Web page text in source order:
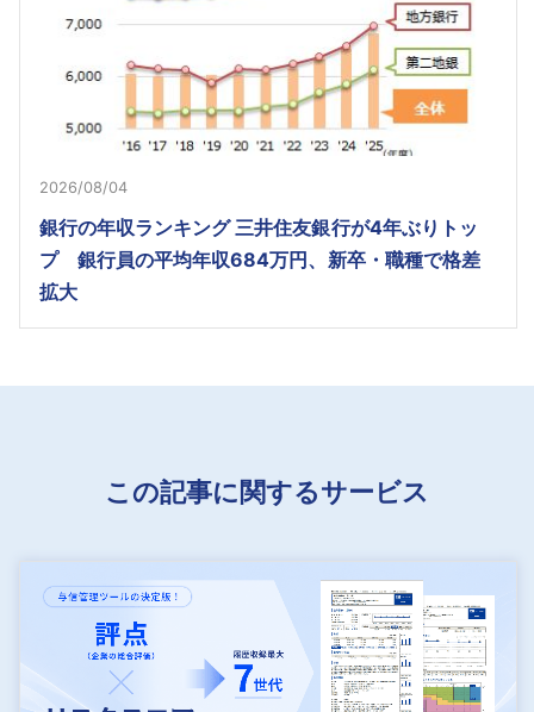
2026/08/04
銀行の年収ランキング 三井住友銀行が4年ぶりトッ
プ 銀行員の平均年収684万円、新卒・職種で格差
拡大
この記事に関するサービス